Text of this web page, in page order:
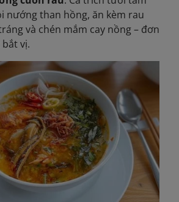
nướng than hồng, ăn kèm rau
và chén mắm cay nồng – đơn
vị.